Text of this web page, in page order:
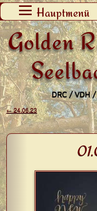
Golden
DRC / VDH
Hauptmenü
Zum
Inhalt
springen
Beitragsnavigation
←24.06.23